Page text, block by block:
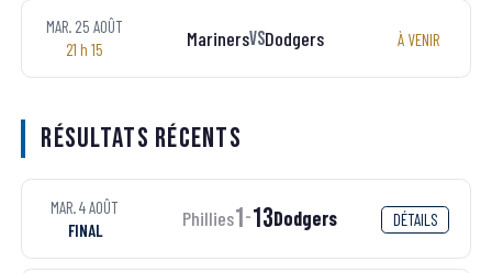
MAR. 25 AOÛT
21 h 15
MarinersVSDodgers À VENIR
Résultats récents
MAR. 4 AOÛT
FINAL
Phillies1-13Dodgers DÉTAILS